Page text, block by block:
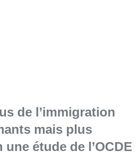
de l’immigration
mais plus
étude de l’OCDE